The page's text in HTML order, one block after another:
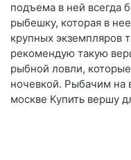
подъема в ней всегда
рыбешку, которая в
крупных экземпляров
рекомендую такую
рыбной ловли,
ночевкой. Рыбачим на
москве Купить вершу